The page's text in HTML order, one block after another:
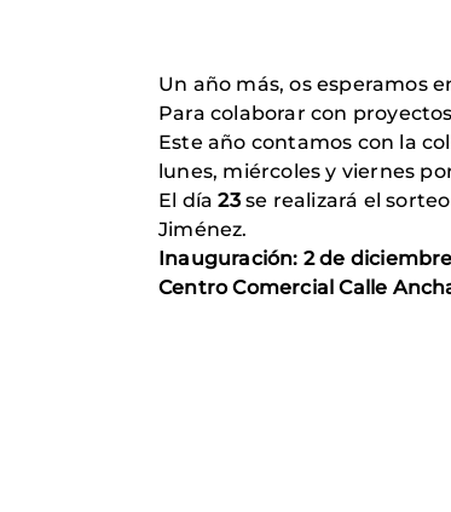
Un año más, os esperamos
Para colaborar con
Este año contamos con la
lunes, miércoles y viernes
El día23se realizará el
Jiménez.
Inauguración: 2 de diciembre
Centro Comercial Calle